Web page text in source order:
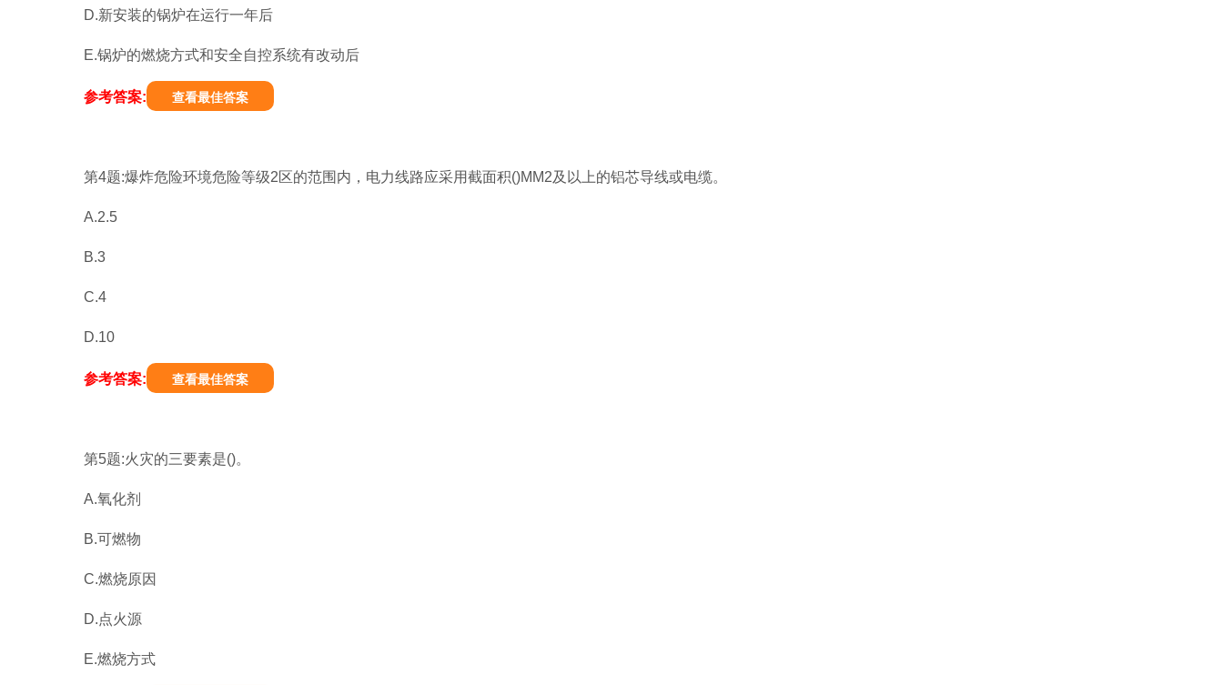
D.新安装的锅炉在运行一年后
E.锅炉的燃烧方式和安全自控系统有改动后
参考答案: 查看最佳答案
第4题:爆炸危险环境危险等级2区的范围内，电力线路应采用截面积()MM2及以上的铝芯导线或电缆。
A.2.5
B.3
C.4
D.10
参考答案: 查看最佳答案
第5题:火灾的三要素是()。
A.氧化剂
B.可燃物
C.燃烧原因
D.点火源
E.燃烧方式